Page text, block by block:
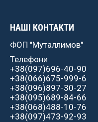
НАШІ КОНТАКТИ
ФОП "Муталлимов"
Телефони
+38(097)696-40-90
+38(066)675-999-6
+38(096)897-30-27
+38(095)689-84-66
+38(068)488-10-76
+38(097)473-92-93